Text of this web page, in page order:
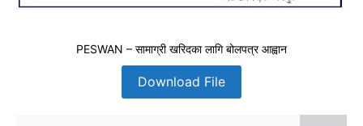
PESWAN – सामाग्री खरिदका लागि बोलपत्र आह्वान
Download File